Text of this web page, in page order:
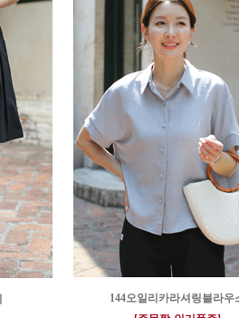
144오일리카라셔링블라우